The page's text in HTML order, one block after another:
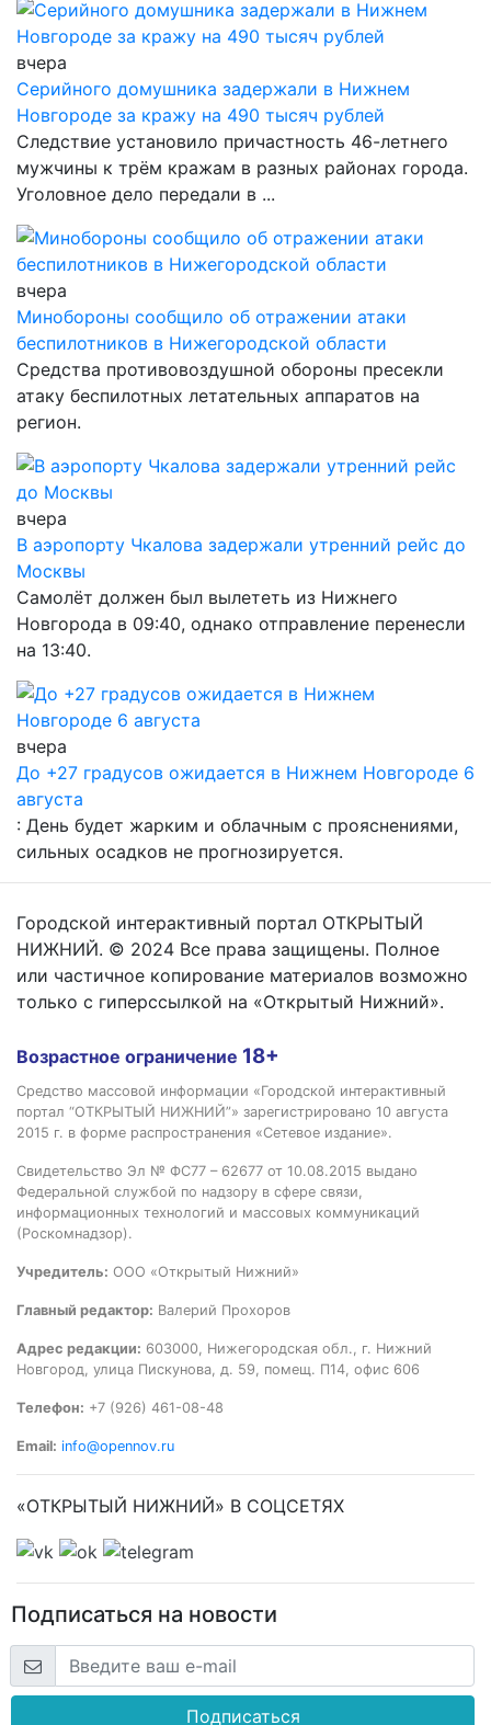
вчера
Серийного домушника задержали в Нижнем
Новгороде за кражу на 490 тысяч рублей
Следствие установило причастность 46-летнего
мужчины к трём кражам в разных районах города.
Уголовное дело передали в ...
вчера
Минобороны сообщило об отражении атаки
беспилотников в Нижегородской области
Средства противовоздушной обороны пресекли
атаку беспилотных летательных аппаратов на
регион.
вчера
В аэропорту Чкалова задержали утренний рейс до
Москвы
Самолёт должен был вылететь из Нижнего
Новгорода в 09:40, однако отправление перенесли
на 13:40.
вчера
До +27 градусов ожидается в Нижнем Новгороде 6
августа
: День будет жарким и облачным с прояснениями,
сильных осадков не прогнозируется.
Городской интерактивный портал ОТКРЫТЫЙ
НИЖНИЙ. © 2024 Все права защищены. Полное
или частичное копирование материалов возможно
только с гиперссылкой на «Открытый Нижний».
Возрастное ограничение 18+
Средство массовой информации «Городской интерактивный
портал “ОТКРЫТЫЙ НИЖНИЙ”» зарегистрировано 10 августа
2015 г. в форме распространения «Сетевое издание».
Свидетельство Эл № ФС77 – 62677 от 10.08.2015 выдано
Федеральной службой по надзору в сфере связи,
информационных технологий и массовых коммуникаций
(Роскомнадзор).
Учредитель: ООО «Открытый Нижний»
Главный редактор: Валерий Прохоров
Адрес редакции: 603000, Нижегородская обл., г. Нижний
Новгород, улица Пискунова, д. 59, помещ. П14, офис 606
Телефон: +7 (926) 461-08-48
Email: info@opennov.ru
«ОТКРЫТЫЙ НИЖНИЙ» В СОЦСЕТЯХ
Подписаться на новости
Подписаться